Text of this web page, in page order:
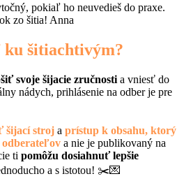
pokiaľ ho neuvedieš do praxe.
zo šitia! Anna
šitiachtivým?
svoje šijacie zručnosti a vniesť do
nádych, prihlásenie na odber je pre
šijací stroj a prístup k obsahu, ktorý
odberateľov a nie je publikovaný na
ti pomôžu dosiahnuť lepšie
a s istotou! ✂️💌